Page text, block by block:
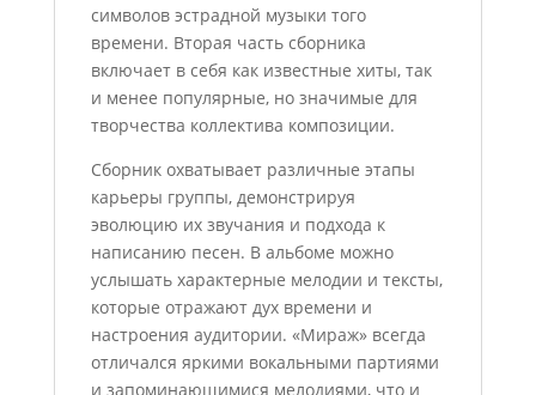
символов эстрадной музыки того
времени. Вторая часть сборника
включает в себя как известные хиты, так
и менее популярные, но значимые для
творчества коллектива композиции.
Сборник охватывает различные этапы
карьеры группы, демонстрируя
эволюцию их звучания и подхода к
написанию песен. В альбоме можно
услышать характерные мелодии и тексты,
которые отражают дух времени и
настроения аудитории. «Мираж» всегда
отличался яркими вокальными партиями
и запоминающимися мелодиями, что и